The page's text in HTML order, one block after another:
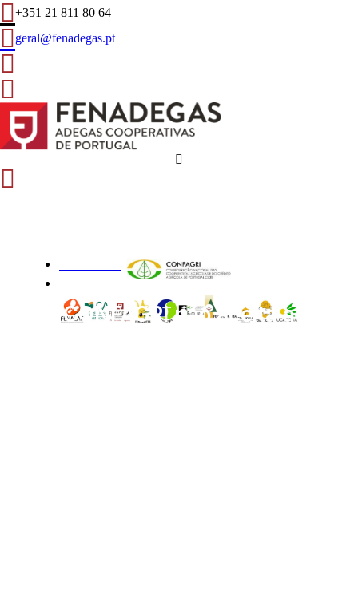
+351 21 811 80 64
geral@fenadegas.pt
CONFAGRI não aceita a